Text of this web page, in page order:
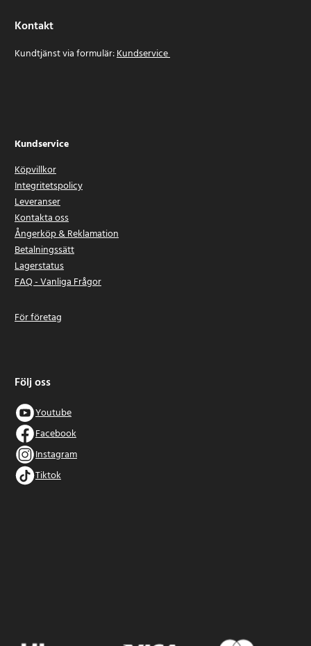
Kontakt
Kundtjänst via formulär:Kundservice
Kundservice
Köpvillkor
Integritetspolicy
Leveranser
Kontakta oss
Ångerköp & Reklamation
Betalningssätt
Lagerstatus
FAQ - Vanliga Frågor
För företag
Följ oss
Youtube
Facebook
Instagram
Tiktok